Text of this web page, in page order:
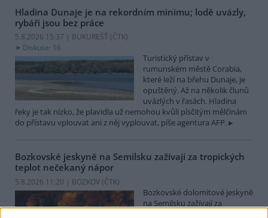
Hladina Dunaje je na rekordním minimu; lodě uvázly,
rybáři jsou bez práce
5.8.2026 15:37 | BUKUREŠŤ (ČTK)
Diskuse: 16
Turistický přístav v
rumunském městě Corabia,
které leží na břehu Dunaje, je
opuštěný. Až na několik člunů
uvázlých v řasách. Hladina
řeky je tak nízko, že plavidla už nemohou kvůli písčitým mělčinám
do přístavu vplouvat ani z něj vyplouvat, píše agentura AFP.
Bozkovské jeskyně na Semilsku zažívají za tropických
teplot nečekaný nápor
5.8.2026 11:20 | BOZKOV (ČTK)
Bozkovské dolomitové jeskyně
na Semilsku zažívají za